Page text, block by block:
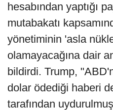
hesabından yaptığı
mutabakatı
yönetiminin 'asla
olamayacağına dair
bildirdi. Trump,
dolar ödediği haberi
tarafından